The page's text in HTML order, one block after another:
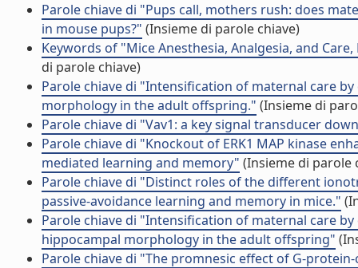
Parole chiave di "Pups call, mothers rush: does
in mouse pups?" (Insieme di parole chiave)
Keywords of "Mice Anesthesia, Analgesia, and
di parole chiave)
Parole chiave di "Intensification of maternal care
morphology in the adult offspring." (Insieme di
Parole chiave di "Vav1: a key signal transducer
Parole chiave di "Knockout of ERK1 MAP kinase
mediated learning and memory" (Insieme di parole
Parole chiave di "Distinct roles of the different
passive-avoidance learning and memory in mice."
Parole chiave di "Intensification of maternal care
hippocampal morphology in the adult offspring"
Parole chiave di "The promnesic effect of G-